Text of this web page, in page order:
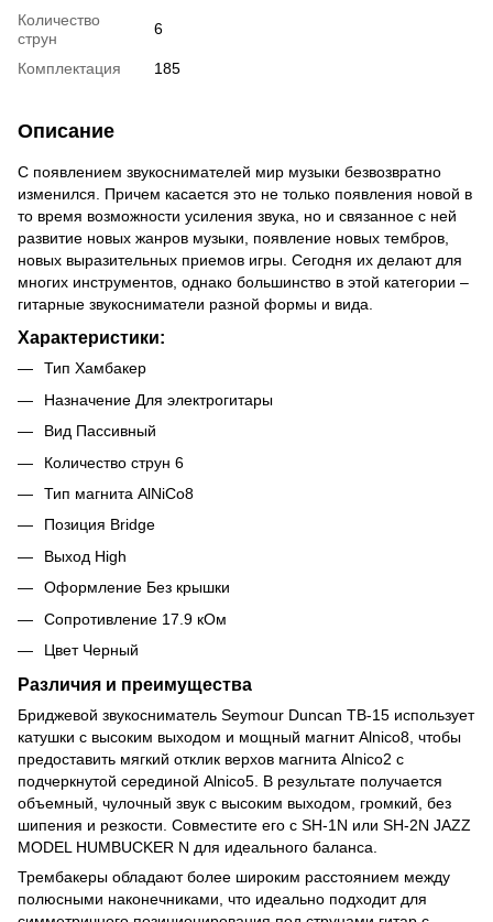
Количество
струн
6
Комплектация 185
Описание
С появлением звукоснимателей мир музыки безвозвратно
изменился. Причем касается это не только появления новой в
то время возможности усиления звука, но и связанное с ней
развитие новых жанров музыки, появление новых тембров,
новых выразительных приемов игры. Сегодня их делают для
многих инструментов, однако большинство в этой категории –
гитарные звукосниматели разной формы и вида.
Характеристики:
Тип Хамбакер
Назначение Для электрогитары
Вид Пассивный
Количество струн 6
Тип магнита AlNiCo8
Позиция Bridge
Выход High
Оформление Без крышки
Сопротивление 17.9 кОм
Цвет Черный
Различия и преимущества
Бриджевой звукосниматель Seymour Duncan TB-15 использует
катушки с высоким выходом и мощный магнит Alnico8, чтобы
предоставить мягкий отклик верхов магнита Alnico2 с
подчеркнутой серединой Alnico5. В результате получается
объемный, чулочный звук с высоким выходом, громкий, без
шипения и резкости. Совместите его с SH-1N или SH-2N JAZZ
MODEL HUMBUCKER N для идеального баланса.
Трембакеры обладают более широким расстоянием между
полюсными наконечниками, что идеально подходит для